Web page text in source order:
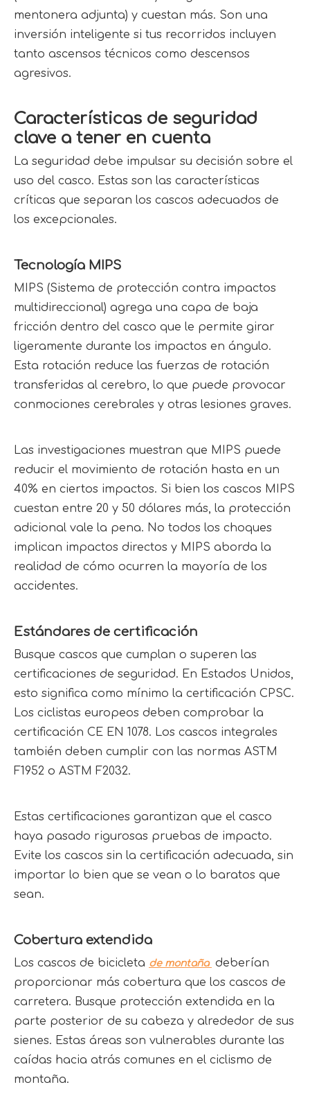
mentonera adjunta) y cuestan más. Son una
inversión inteligente si tus recorridos incluyen
tanto ascensos técnicos como descensos
agresivos.
Características de seguridad
clave a tener en cuenta
La seguridad debe impulsar su decisión sobre el
uso del casco. Estas son las características
críticas que separan los cascos adecuados de
los excepcionales.
Tecnología MIPS
MIPS (Sistema de protección contra impactos
multidireccional) agrega una capa de baja
fricción dentro del casco que le permite girar
ligeramente durante los impactos en ángulo.
Esta rotación reduce las fuerzas de rotación
transferidas al cerebro, lo que puede provocar
conmociones cerebrales y otras lesiones graves.
Las investigaciones muestran que MIPS puede
reducir el movimiento de rotación hasta en un
40% en ciertos impactos. Si bien los cascos MIPS
cuestan entre 20 y 50 dólares más, la protección
adicional vale la pena. No todos los choques
implican impactos directos y MIPS aborda la
realidad de cómo ocurren la mayoría de los
accidentes.
Estándares de certificación
Busque cascos que cumplan o superen las
certificaciones de seguridad. En Estados Unidos,
esto significa como mínimo la certificación CPSC.
Los ciclistas europeos deben comprobar la
certificación CE EN 1078. Los cascos integrales
también deben cumplir con las normas ASTM
F1952 o ASTM F2032.
Estas certificaciones garantizan que el casco
haya pasado rigurosas pruebas de impacto.
Evite los cascos sin la certificación adecuada, sin
importar lo bien que se vean o lo baratos que
sean.
Cobertura extendida
Los cascos de bicicleta de montaña deberían
proporcionar más cobertura que los cascos de
carretera. Busque protección extendida en la
parte posterior de su cabeza y alrededor de sus
sienes. Estas áreas son vulnerables durante las
caídas hacia atrás comunes en el ciclismo de
montaña.